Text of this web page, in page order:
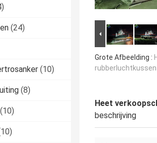
(24)
(10)
(8)
(10)
Grote Afbeelding :
Heet
beschrijving